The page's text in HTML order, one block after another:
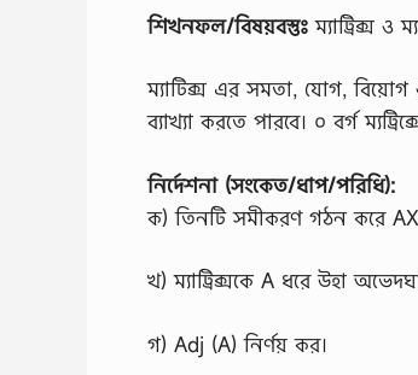
শিখনফল/বিষয়বস্তুঃ ম্যাট্রিক্স ও
ম্যাটিক্স এর সমতা, যোগ,
ব্যাখ্যা করতে পারবে। ০ বর্গ
নির্দেশনা (সংকেত/ধাপ/পরিধি):
ক) তিনটি সমীকরণ গঠন করে
খ) ম্যাট্রিক্সকে A ধরে উহা
গ) Adj (A) নির্ণয় কর।